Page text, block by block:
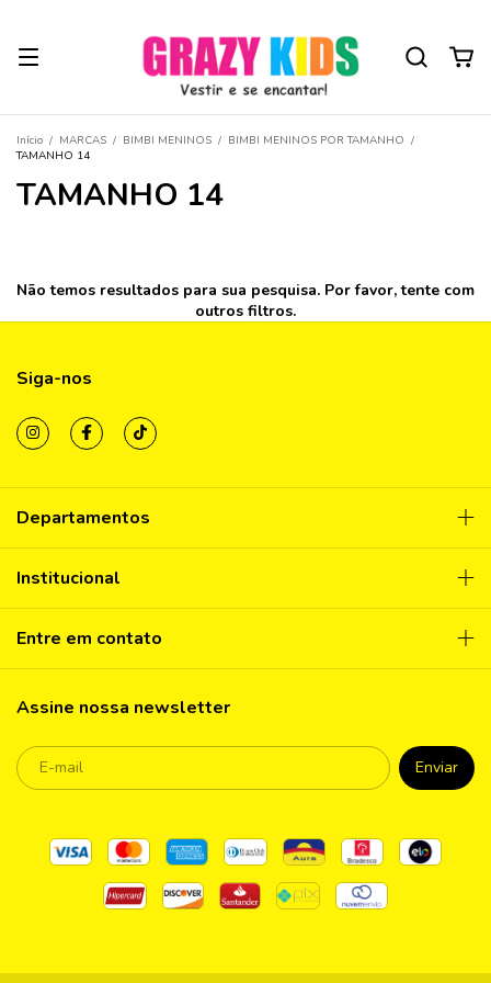
Início / MARCAS / BIMBI MENINOS / BIMBI MENINOS POR TAMANHO /
TAMANHO 14
TAMANHO 14
Não temos resultados para sua pesquisa. Por favor, tente com
outros filtros.
Siga-nos
Departamentos
Institucional
Entre em contato
Assine nossa newsletter